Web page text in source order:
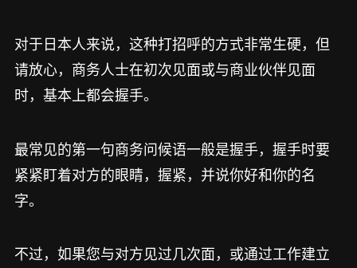
对于日本人来说，这种打招呼的方式非常生硬，但
请放心，商务人士在初次见面或与商业伙伴见面
时，基本上都会握手。
最常见的第一句商务问候语一般是握手，握手时要
紧紧盯着对方的眼睛，握紧，并说你好和你的名
字。
不过，如果您与对方见过几次面，或通过工作建立